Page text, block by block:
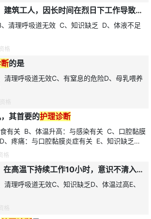
患者男性，30岁，建筑工人，因长时间在烈日下工作导致神志不清，急诊入院，查血压70/50mmHg，皮肤湿冷，体温35℃，心率115次/分，针对该患者首要的
清理呼吸道无效 C、知识缺乏 D、体液不足
格
的是
清理呼吸道无效C、有窒息的危险D、母乳喂养
格
其首要的护理诊断
有关 B、体温升高：与感染有关 C、口腔黏膜
、疼痛：与口腔黏膜炎症有关 E、知识缺乏：
知识
格
患者，男，35岁，在高温下持续工作10小时，意识不清入院，患者皮肤湿冷，血压70/50mmHg，脉搏细速，体温37.2℃，心率116次/分，此时首要的
清理呼吸道无效C、知识缺乏D、体温过高E、
格